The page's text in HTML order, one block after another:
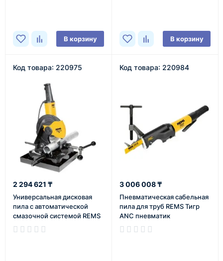
В корзину В корзину
Код товара: 220975
2 294 621 ₸
Универсальная дисковая
пила с автоматической
смазочной системой REMS
Турбо K
Код товара: 220984
3 006 008 ₸
Пневматическая сабельная
пила для труб REMS Тигр
ANC пневматик